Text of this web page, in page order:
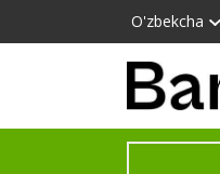
O'zbekcha